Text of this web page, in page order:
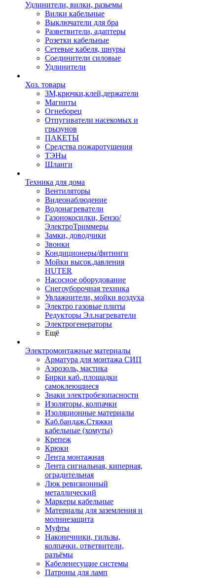
Удлинители, вилки, разьемы
Вилки кабельные
Выключатели для бра
Разветвители, адаптеры
Розетки кабельные
Сетевые кабеля, шнуры
Соединители силовые
Удлинители
Хоз. товары
ЗМ,крючки,клей,держатели
Магниты
Огнеборец
Отпугиватели насекомых и
грызунов
ПАКЕТЫ
Средства пожаротушения
ТЭНы
Шланги
Техника для дома
Вентиляторы
Видеонаблюдение
Водонагреватели
Газонокосилки, Бензо/
ЭлектроТриммеры
Замки, доводчики
Звонки
Кондиционеры/фитинги
Мойки высок.давления
HUTER
Насосное оборудование
Снегоуборочная техника
Увлажнители, мойки воздуха
Электро газовые плиты
Редукторы Эл.нагреватели
Электрогенераторы
Ещё
Электромонтажные материалы
Арматура для монтажа СИП
Аэрозоль, мастика
Бирки каб.,площадки
самоклеющиеся
Знаки электробезопасности
Изоляторы, колпачки
Изоляционные материалы
Каб.бандаж.Стяжки
кабельные (хомуты)
Крепеж
Крюки
Лента монтажная
Лента сигнальная, киперная,
оградительная
Люк ревизионный
металлический
Маркеры кабельные
Материалы для заземления и
молниезащита
Муфты
Наконечники, гильзы,
колпачки. ответвители,
разъёмы
Кабеленесущие системы
Патроны для ламп